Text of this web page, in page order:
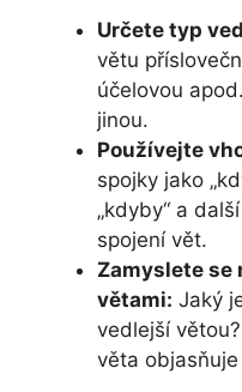
Určete typ
větu
účelovou
jinou.
Používejte
spojky jako
„kdyby“ a
spojení vět.
Zamyslete se
větami: Jaký
vedlejší
věta